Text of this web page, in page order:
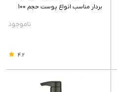
بردار مناسب انواع پوست حجم 100
4.2